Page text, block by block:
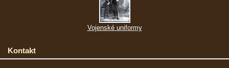
Vojenské uniformy
Kontakt